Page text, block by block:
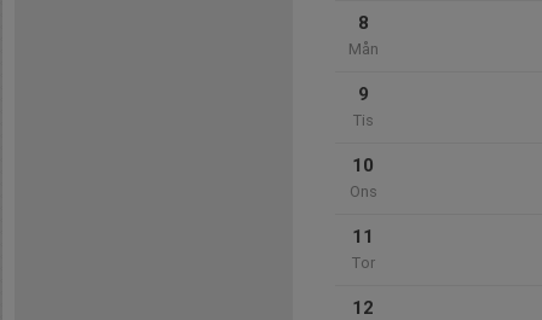
8
Mån
9
Tis
10
Ons
11
Tor
12